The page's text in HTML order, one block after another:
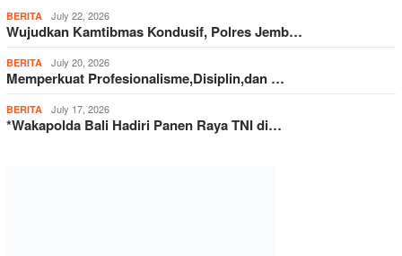
BERITA July 22, 2026
Wujudkan Kamtibmas Kondusif, Polres Jemb…
BERITA July 20, 2026
Memperkuat Profesionalisme,Disiplin,dan …
BERITA July 17, 2026
*Wakapolda Bali Hadiri Panen Raya TNI di…